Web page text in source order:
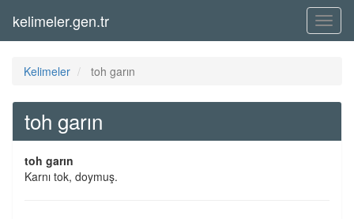
Menü
kelimeler.gen.tr
Kelimeler toh garın
toh garın
toh garın
Karnı tok, doymuş.